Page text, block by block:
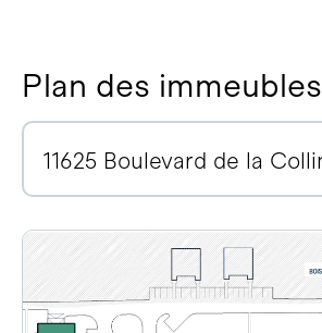
Plan des immeubles